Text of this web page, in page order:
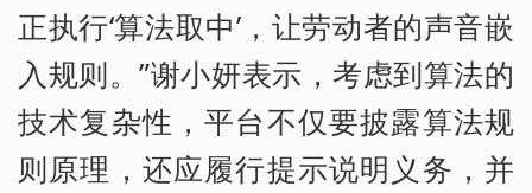
正执行‘算法取中’，让劳动者的声音嵌
入规则。”谢小妍表示，考虑到算法的
技术复杂性，平台不仅要披露算法规
则原理，还应履行提示说明义务，并